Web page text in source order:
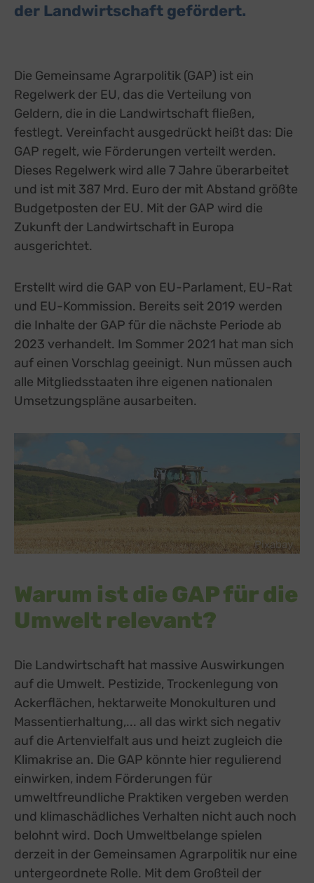
der Landwirtschaft gefördert.
Die Gemeinsame Agrarpolitik (GAP) ist ein
Regelwerk der EU, das die Verteilung von
Geldern, die in die Landwirtschaft fließen,
festlegt. Vereinfacht ausgedrückt heißt das: Die
GAP regelt, wie Förderungen verteilt werden.
Dieses Regelwerk wird alle 7 Jahre überarbeitet
und ist mit 387 Mrd. Euro der mit Abstand größte
Budgetposten der EU. Mit der GAP wird die
Zukunft der Landwirtschaft in Europa
ausgerichtet.
Erstellt wird die GAP von EU-Parlament, EU-Rat
und EU-Kommission. Bereits seit 2019 werden
die Inhalte der GAP für die nächste Periode ab
2023 verhandelt. Im Sommer 2021 hat man sich
auf einen Vorschlag geeinigt. Nun müssen auch
alle Mitgliedsstaaten ihre eigenen nationalen
Umsetzungspläne ausarbeiten.
Pixabay
Warum ist die GAP für die
Umwelt relevant?
Die Landwirtschaft hat massive Auswirkungen
auf die Umwelt. Pestizide, Trockenlegung von
Ackerflächen, hektarweite Monokulturen und
Massentierhaltung,... all das wirkt sich negativ
auf die Artenvielfalt aus und heizt zugleich die
Klimakrise an. Die GAP könnte hier regulierend
einwirken, indem Förderungen für
umweltfreundliche Praktiken vergeben werden
und klimaschädliches Verhalten nicht auch noch
belohnt wird. Doch Umweltbelange spielen
derzeit in der Gemeinsamen Agrarpolitik nur eine
untergeordnete Rolle. Mit dem Großteil der